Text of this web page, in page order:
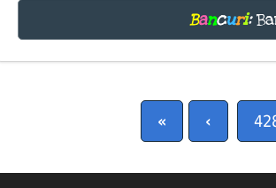
Bancuri:
« ‹